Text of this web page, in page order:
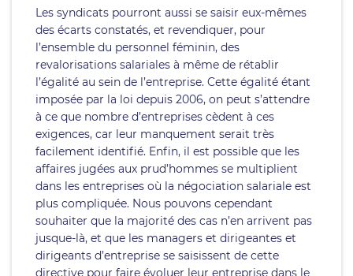
Les syndicats pourront aussi se saisir eux-mêmes
des écarts constatés, et revendiquer, pour
l’ensemble du personnel féminin, des
revalorisations salariales à même de rétablir
l’égalité au sein de l’entreprise. Cette égalité étant
imposée par la loi depuis 2006, on peut s’attendre
à ce que nombre d’entreprises cèdent à ces
exigences, car leur manquement serait très
facilement identifié. Enfin, il est possible que les
affaires jugées aux prud’hommes se multiplient
dans les entreprises où la négociation salariale est
plus compliquée. Nous pouvons cependant
souhaiter que la majorité des cas n’en arrivent pas
jusque-là, et que les managers et dirigeantes et
dirigeants d’entreprise se saisissent de cette
directive pour faire évoluer leur entreprise dans le